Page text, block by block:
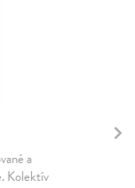
a
Kolektív